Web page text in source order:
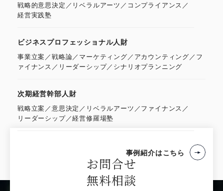
戦略的意思決定／リベラルアーツ／コンプライアンス／
経営実践塾
ビジネスプロフェッショナル人財
事業立案／戦略論／マーケティング／アカウンティング／フ
ァイナンス／リーダーシップ／シナリオプランニング
次期経営幹部人財
戦略立案／意思決定／リベラルアーツ／ファイナンス／
リーダーシップ／経営修羅場塾
事例紹介はこちら
お問合せ
無料相談